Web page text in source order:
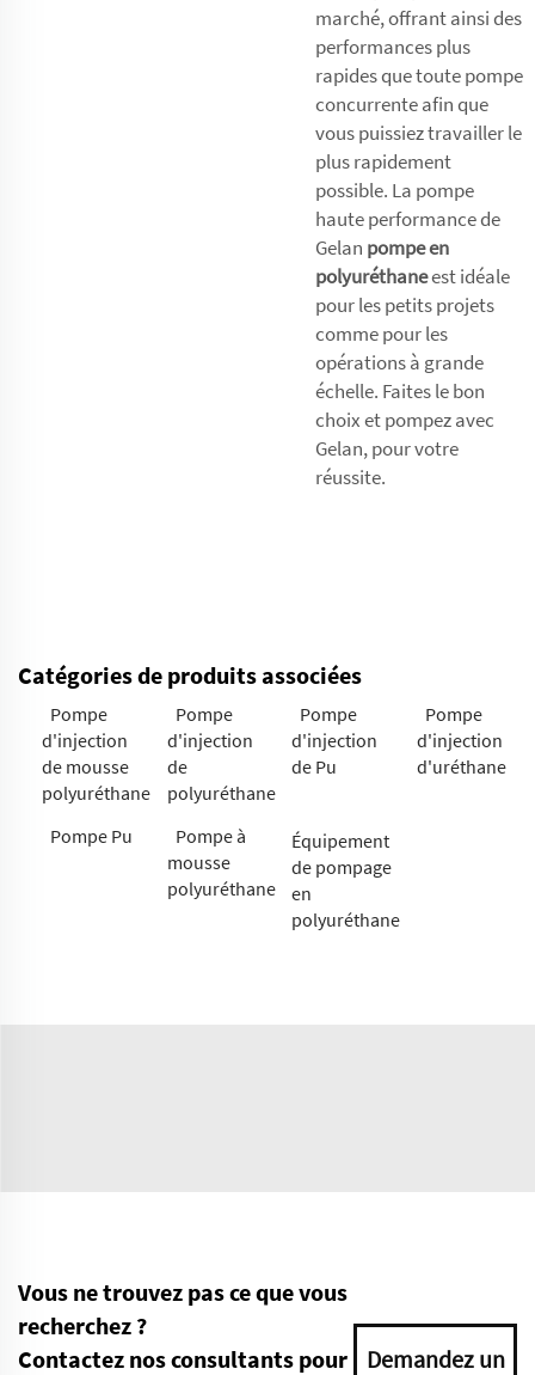
marché, offrant ainsi des
performances plus
rapides que toute pompe
concurrente afin que
vous puissiez travailler le
plus rapidement
possible. La pompe
haute performance de
Gelan pompe en
polyuréthaneest idéale
pour les petits projets
comme pour les
opérations à grande
échelle. Faites le bon
choix et pompez avec
Gelan, pour votre
réussite.
Catégories de produits associées
Pompe
d'injection
de mousse
polyuréthane
Pompe
d'injection
de
polyuréthane
Pompe
d'injection
de Pu
Pompe
d'injection
d'uréthane
Pompe Pu
Pompe à
mousse
polyuréthane
Équipement
de pompage
en
polyuréthane
Vous ne trouvez pas ce que vous
recherchez ?
Contactez nos consultants pour
Demandez un